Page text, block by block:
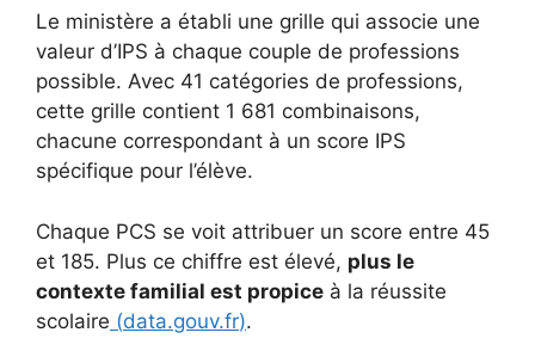
Le ministère a établi une grille qui associe une
valeur d’IPS à chaque couple de professions
possible. Avec 41 catégories de professions,
cette grille contient 1 681 combinaisons,
chacune correspondant à un score IPS
spécifique pour l’élève.
Chaque PCS se voit attribuer un score entre 45
et 185. Plus ce chiffre est élevé, plus le
contexte familial est propice à la réussite
scolaire (data.gouv.fr).